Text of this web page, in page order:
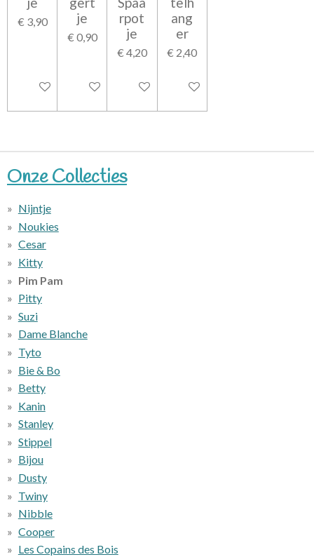
€ 3,90
In winkelwagen
je
€ 0,90
In winkelwagen
rpot
je
€ 4,20
In winkelwagen
ang
er
€ 2,40
In winkelwagen
Onze Collecties
Nijntje
Noukies
Cesar
Kitty
Pim Pam
Pitty
Suzi
Dame Blanche
Tyto
Bie & Bo
Betty
Kanin
Stanley
Stippel
Bijou
Dusty
Twiny
Nibble
Cooper
Les Copains des Bois